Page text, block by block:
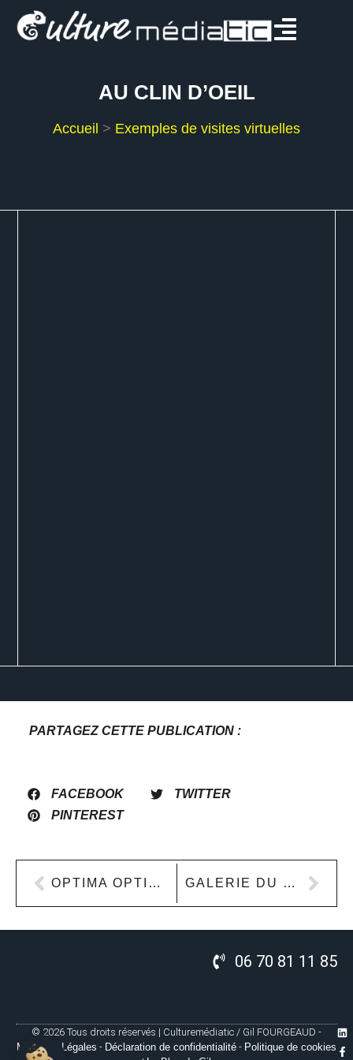
AU CLIN D’OEIL
Accueil > Exemples de visites virtuelles
PARTAGEZ CETTE PUBLICATION :
FACEBOOK
TWITTER
PINTEREST
OPTIMA OPTICIEN GALERIE DU CHÂTEAU DE L’ÉTANG
06 70 81 11 85
© 2026 Tous droits réservés | Culturemédiatic / Gil FOURGEAUD -
Mentions Légales - Déclaration de confidentialité - Politique de cookies